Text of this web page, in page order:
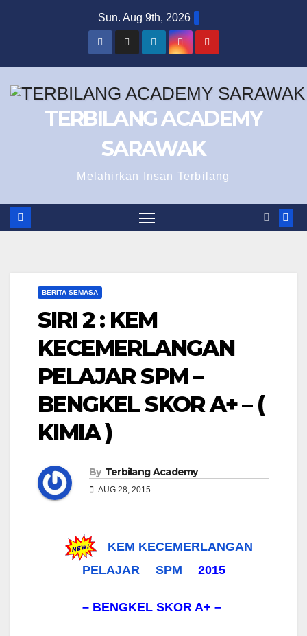
Sun. Aug 9th, 2026
TERBILANG ACADEMY
SARAWAK
Melahirkan Insan Terbilang
BERITA SEMASA
SIRI 2 : KEM
KECEMERLANGAN
PELAJAR SPM –
BENGKEL SKOR A+ – (
KIMIA )
By Terbilang Academy
AUG 28, 2015
KEM KECEMERLANGAN
PELAJAR
SPM 2015
– BENGKEL SKOR A+ –